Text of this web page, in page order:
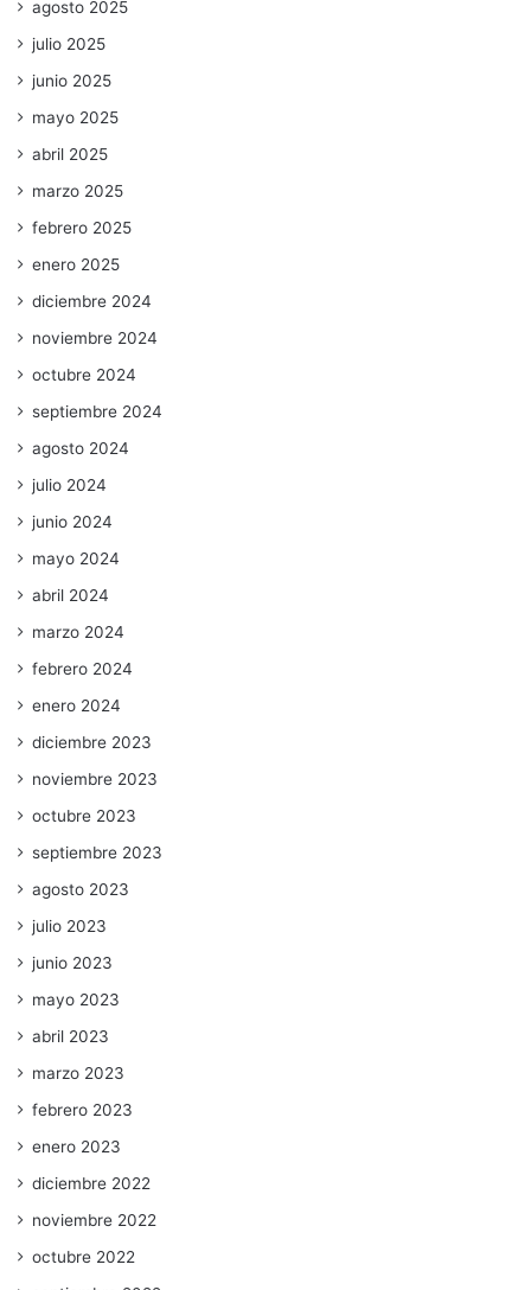
agosto 2025
julio 2025
junio 2025
mayo 2025
abril 2025
marzo 2025
febrero 2025
enero 2025
diciembre 2024
noviembre 2024
octubre 2024
septiembre 2024
agosto 2024
julio 2024
junio 2024
mayo 2024
abril 2024
marzo 2024
febrero 2024
enero 2024
diciembre 2023
noviembre 2023
octubre 2023
septiembre 2023
agosto 2023
julio 2023
junio 2023
mayo 2023
abril 2023
marzo 2023
febrero 2023
enero 2023
diciembre 2022
noviembre 2022
octubre 2022